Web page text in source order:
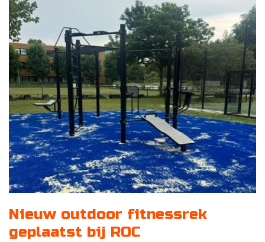
Nieuw outdoor fitnessrek
geplaatst bij ROC